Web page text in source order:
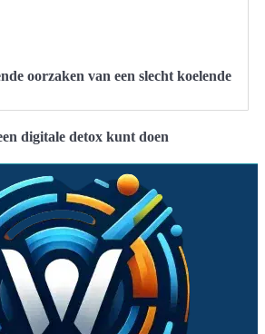
oorzaken van een slecht koelende
digitale detox kunt doen